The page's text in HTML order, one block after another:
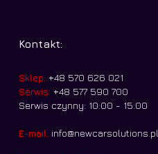
Kontakt:
Sklep: +48 570 626 021
Serwis: +48 577 590 700
Serwis czynny: 10:00 - 15:00
E-mail: info@newcarsolutions.pl